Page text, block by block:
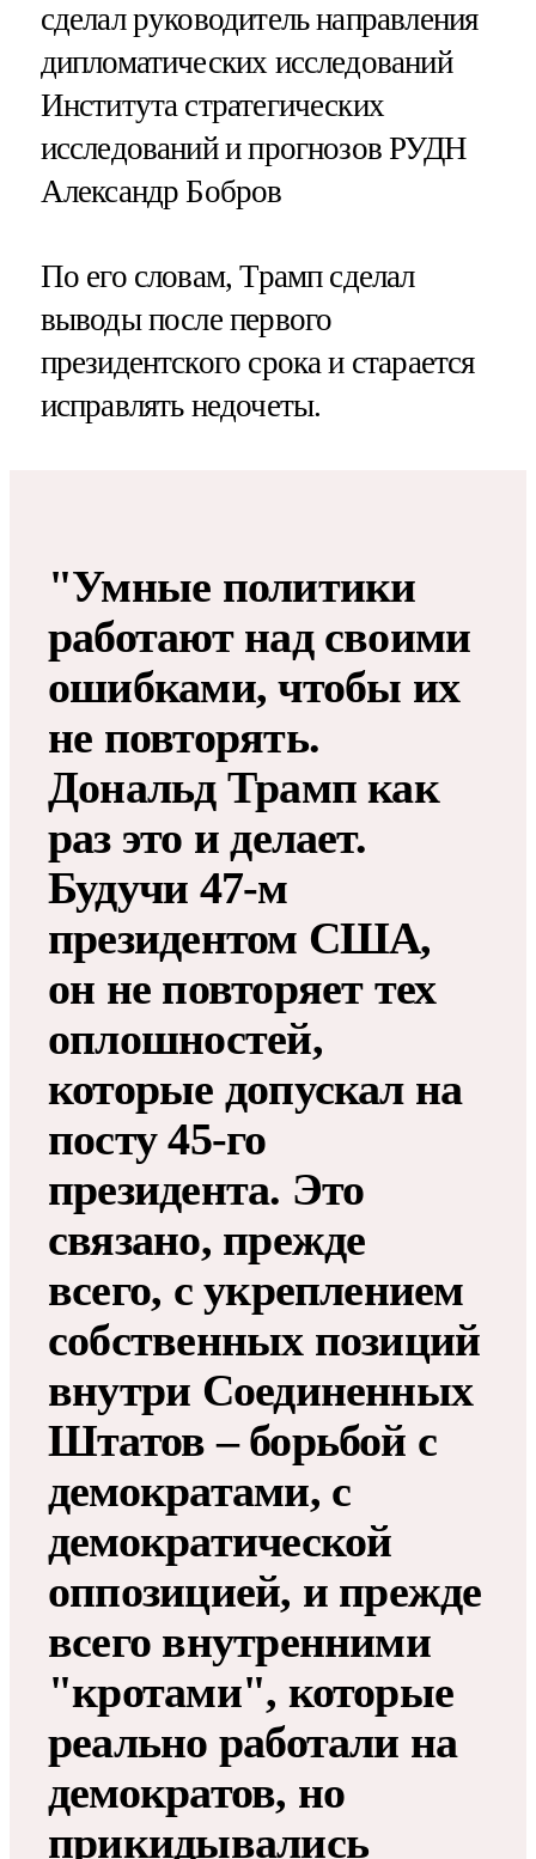
сделал руководитель направления
дипломатических исследований
Института стратегических
исследований и прогнозов РУДН
Александр Бобров
По его словам, Трамп сделал
выводы после первого
президентского срока и старается
исправлять недочеты.
"Умные политики
работают над своими
ошибками, чтобы их
не повторять.
Дональд Трамп как
раз это и делает.
Будучи 47-м
президентом США,
он не повторяет тех
оплошностей,
которые допускал на
посту 45-го
президента. Это
связано, прежде
всего, с укреплением
собственных позиций
внутри Соединенных
Штатов – борьбой с
демократами, с
демократической
оппозицией, и прежде
всего внутренними
"кротами", которые
реально работали на
демократов, но
прикидывались